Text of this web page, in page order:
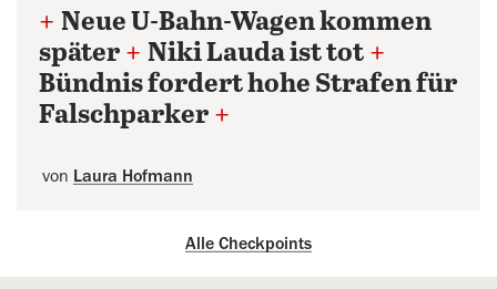
+ Neue U-Bahn-Wagen kommen
später + Niki Lauda ist tot +
Bündnis fordert hohe Strafen für
Falschparker +
von Laura Hofmann
Alle Checkpoints